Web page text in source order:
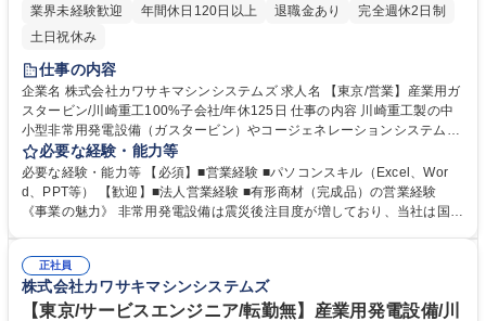
業界未経験歓迎
年間休日120日以上 退職金あり
完全週休2日制
土日祝休み
仕事の内容
企業名 株式会社カワサキマシンシステムズ 求人名 【東京/営業】産業用ガ
スタービン/川崎重工100%子会社/年休125日 仕事の内容 川崎重工製の中
小型非常用発電設備（ガスタービン）やコージェネレーションシステムな
どの発電設備ビジネスを行う当社にて、産業用ガスタービン製品の営業業
務全般を行っていただきます。 非常用発電設備の受注・販売業務や販売代
理店への営業支援や管理業務をお任せします。 小型・中型の産業用ガスタ
ービンは40年連続業界トップシェアを誇ります。主に病院や通信関係のデ
ただいています。 入社後1年は、指導員が就きます。指導員と2人体制で
現場を回り、学んで頂きます。 募集職種 【東京/営業】産業用ガスタービ
ン/川崎重工100%子会社/年休125日
必要な経験・能力等
必要な経験・能力等 【必須】■営業経験 ■パソコンスキル（Excel、Wor
d、PPT等） 【歓迎】■法人営業経験 ■有形商材（完成品）の営業経験
《事業の魅力》 非常用発電設備は震災後注目度が増しており、当社は国内
い環境です。 《企業の強み》 川崎重工グループとして、高度な技術研修
やビジネススキル研修など人財育成に力を入れています。 学歴・資格 学
歴：大学院 大学 語学力： 資格：第一種運転免許普通自動車
正社員
株式会社カワサキマシンシステムズ
【東京/サービスエンジニア/転勤無】産業用発電設備/川